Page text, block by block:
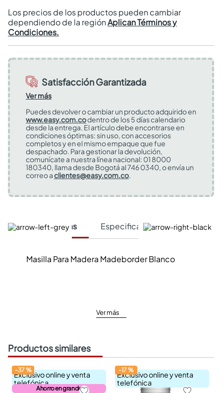
Los precios de los productos pueden cambiar
dependiendo de la regiónAplican Términos y
Condiciones.
Satisfacción Garantizada
Ver más
Puedes devolver o cambiar un producto adquirido en
www.easy.com.codentro de los 5 días calendario
desde la entrega. El artículo debe encontrarse en
condiciones óptimas: sin uso, con accesorios
completos y en el mismo empaque que fue
despachado. Para gestionar la devolución,
comunícate a nuestra línea nacional: 01 8000
180340, llama desde Bogotá al 746 0340, o envía un
correo aclientes@easy.com.co.
Características Especificaciones Técnicas
Masilla Para Madera Madeborder Blanco
Ver más
Productos similares
Exclusivo online y venta
telefónica
Ahorro en grande
-37%
Exclusivo online y venta
telefónica
-17%